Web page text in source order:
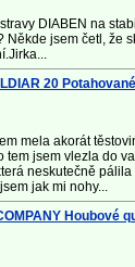
DIABEN na
Někde jsem četl, že
20
mela akorát
jsem vlezla do
neskutečně pálila
jak mi nohy...
Houbové